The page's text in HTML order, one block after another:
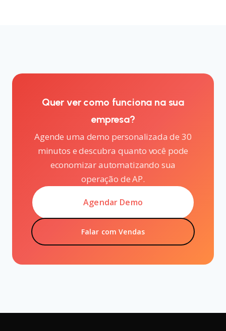
Quer ver como funciona na sua
empresa?
Agende uma demo personalizada de 30
minutos e descubra quanto você pode
economizar automatizando sua
operação de AP.
Agendar Demo
Falar com Vendas